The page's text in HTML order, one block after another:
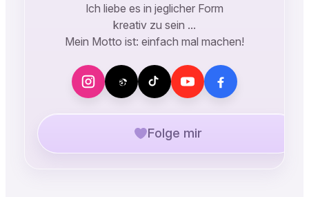
Ich liebe es in jeglicher Form
kreativ zu sein …
Mein Motto ist: einfach mal machen!
Folge mir